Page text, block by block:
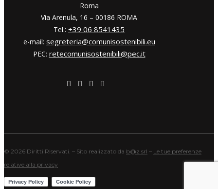
​​Roma
Via Arenula, 16 – 00186 ROMA
Tel.: +39 06 8541435
e-mail: segreteria@comunisostenibili.eu
PEC: retecomunisostenibili@pec.it
© 2026 Diritti Riservati. – Sito realizzato da b@z srl – Le tue preferenze
relative alla privacy